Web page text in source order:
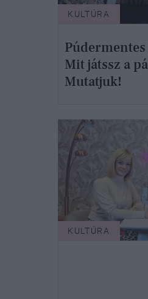
KULTÚRA
Mit játssz a
Mutatjuk!
KULTÚRA